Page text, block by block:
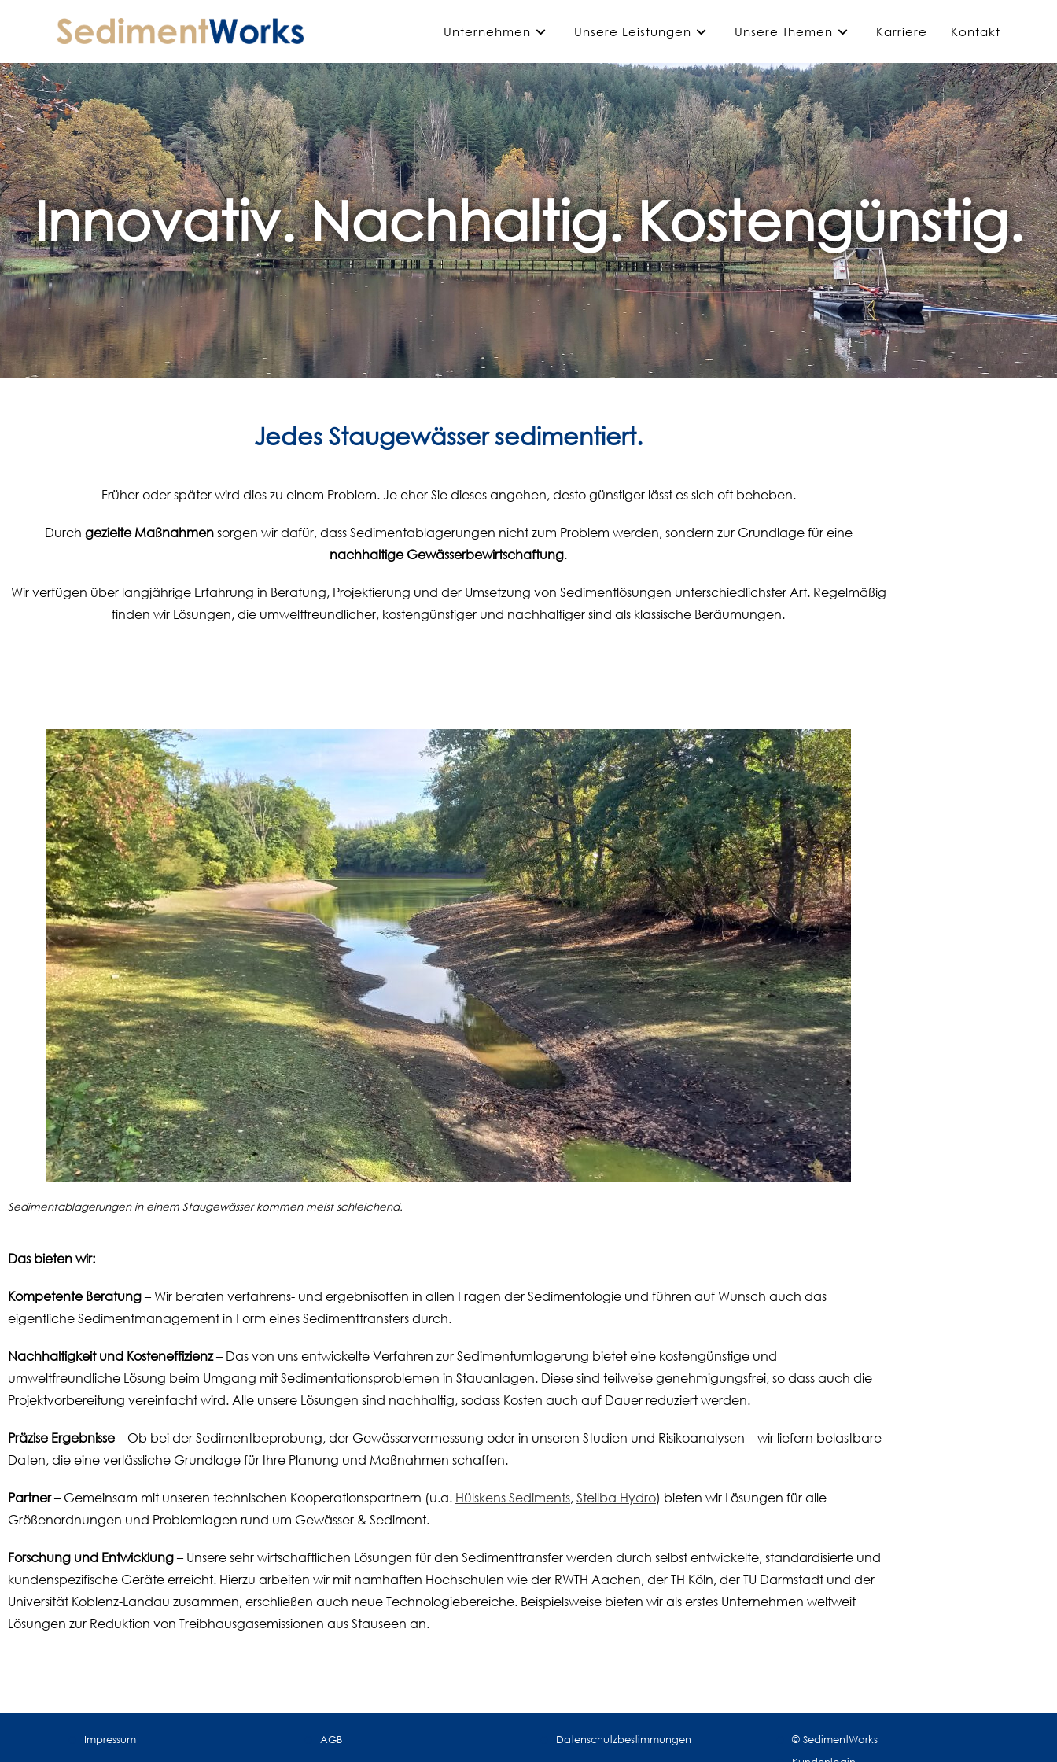
Unternehmen Unsere Leistungen Unsere Themen Karriere Kontakt
Innovativ. Nachhaltig. Kostengünstig.
Jedes Staugewässer sedimentiert.
Früher oder später wird dies zu einem Problem. Je eher Sie dieses angehen, desto günstiger lässt es sich oft beheben.
Durch gezielte Maßnahmensorgen wir dafür, dass Sedimentablagerungen nicht zum Problem werden, sondern zur Grundlage für eine
nachhaltige Gewässerbewirtschaftung.
Wir verfügen über langjährige Erfahrung in Beratung, Projektierung und der Umsetzung von Sedimentlösungen unterschiedlichster Art. Regelmäßig
finden wir Lösungen, die umweltfreundlicher, kostengünstiger und nachhaltiger sind als klassische Beräumungen.
Sedimentablagerungen in einem Staugewässer kommen meist schleichend.
Das bieten wir:
Kompetente Beratung– Wir beraten verfahrens- und ergebnisoffen in allen Fragen der Sedimentologie und führen auf Wunsch auch das
eigentliche Sedimentmanagement in Form eines Sedimenttransfers durch.
Nachhaltigkeit und Kosteneffizienz– Das von uns entwickelte Verfahren zur Sedimentumlagerung bietet eine kostengünstige und
umweltfreundliche Lösung beim Umgang mit Sedimentationsproblemen in Stauanlagen. Diese sind teilweise genehmigungsfrei, so dass auch die
Projektvorbereitung vereinfacht wird. Alle unsere Lösungen sind nachhaltig, sodass Kosten auch auf Dauer reduziert werden.
Präzise Ergebnisse – Ob bei der Sedimentbeprobung, der Gewässervermessung oder in unseren Studien und Risikoanalysen – wir liefern belastbare
Daten, die eine verlässliche Grundlage für Ihre Planung und Maßnahmen schaffen.
Partner– Gemeinsam mit unseren technischen Kooperationspartnern (u.a. Hülskens Sediments, Stellba Hydro) bieten wir Lösungen für alle
Größenordnungen und Problemlagen rund um Gewässer & Sediment.
Forschung und Entwicklung– Unsere sehr wirtschaftlichen Lösungen für den Sedimenttransfer werden durch selbst entwickelte, standardisierte und
kundenspezifische Geräte erreicht. Hierzu arbeiten wir mit namhaften Hochschulen wie der RWTH Aachen, der TH Köln, der TU Darmstadt und der
Universität Koblenz-Landau zusammen, erschließen auch neue Technologiebereiche. Beispielsweise bieten wir als erstes Unternehmen weltweit
Lösungen zur Reduktion von Treibhausgasemissionen aus Stauseen an.
Impressum AGB Datenschutzbestimmungen
© SedimentWorks